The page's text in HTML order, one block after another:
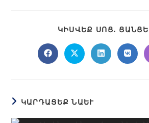
ԿԻՍՎԵՔ ՍՈՑ․
ԿԱՐԴԱՑԵՔ ՆԱԵՒ